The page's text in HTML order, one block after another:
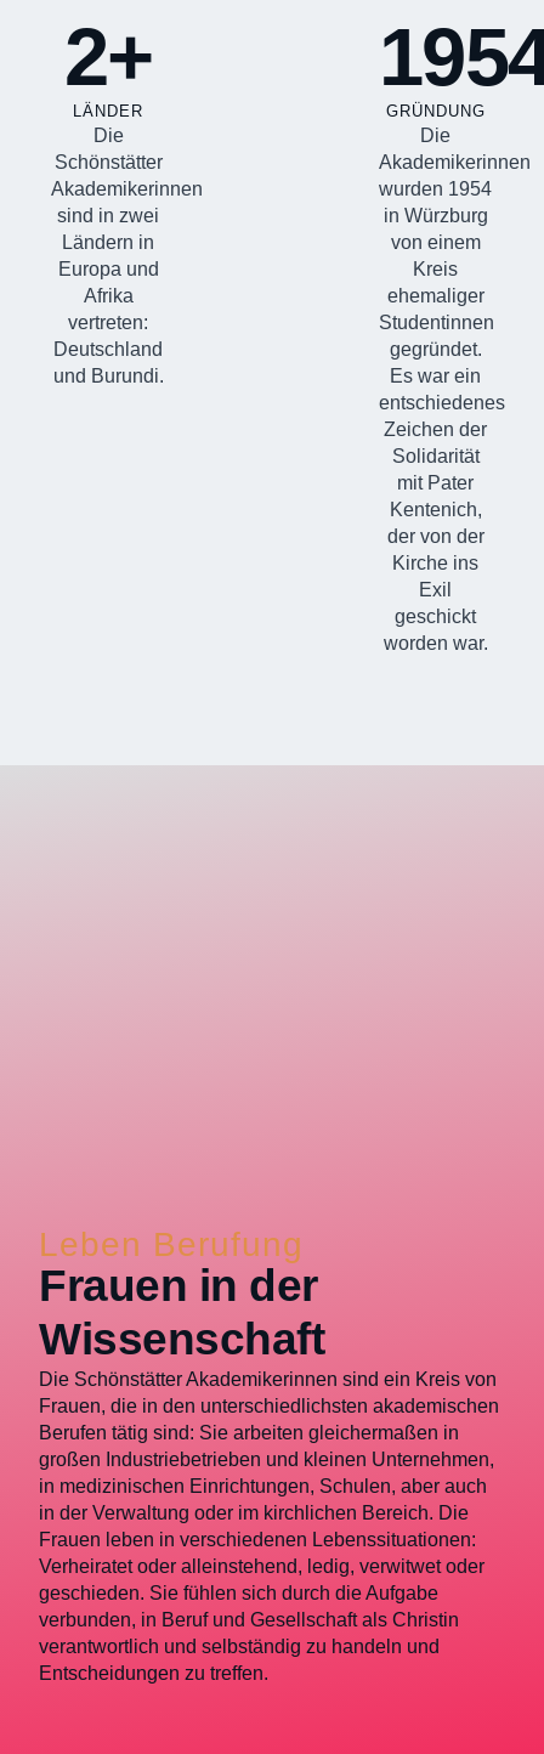
2+
LÄNDER
Die
Schönstätter
Akademikerinnen
sind in zwei
Ländern in
Europa und
Afrika
vertreten:
Deutschland
und Burundi.
GRÜNDUNG
Die
Akademikerinnen
wurden 1954
in Würzburg
von einem
Kreis
ehemaliger
Studentinnen
gegründet.
Es war ein
entschiedenes
Zeichen der
Solidarität
mit Pater
Kentenich,
der von der
Kirche ins
Exil
geschickt
worden war.
Leben Berufung
Frauen in der
Wissenschaft
Die Schönstätter Akademikerinnen sind ein Kreis von
Frauen, die in den unterschiedlichsten akademischen
Berufen tätig sind: Sie arbeiten gleichermaßen in
großen Industriebetrieben und kleinen Unternehmen,
in medizinischen Einrichtungen, Schulen, aber auch
in der Verwaltung oder im kirchlichen Bereich. Die
Frauen leben in verschiedenen Lebenssituationen:
Verheiratet oder alleinstehend, ledig, verwitwet oder
geschieden. Sie fühlen sich durch die Aufgabe
verbunden, in Beruf und Gesellschaft als Christin
verantwortlich und selbständig zu handeln und
Entscheidungen zu treffen.